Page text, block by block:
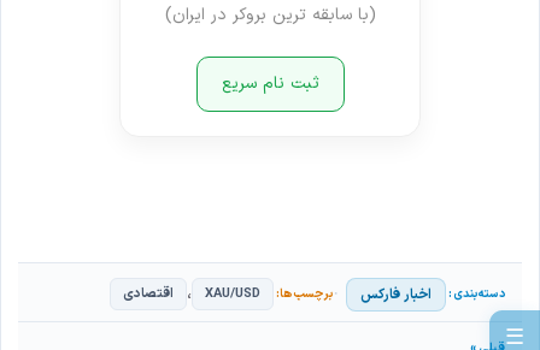
☰
(با سابقه ترین بروکر در ایران)
ثبت نام سریع
اخبار فارکس XAU/USD ، اقتصادی